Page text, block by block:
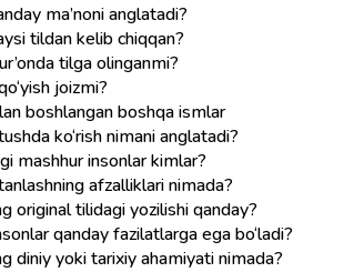
ma’noni anglatadi?
tildan kelib chiqqan?
tilga olinganmi?
joizmi?
boshlangan boshqa ismlar
ko‘rish nimani anglatadi?
mashhur insonlar kimlar?
afzalliklari nimada?
original tilidagi yozilishi qanday?
qanday fazilatlarga ega bo‘ladi?
diniy yoki tarixiy ahamiyati nimada?